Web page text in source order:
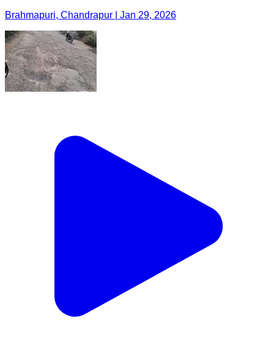
Brahmapuri, Chandrapur | Jan 29, 2026